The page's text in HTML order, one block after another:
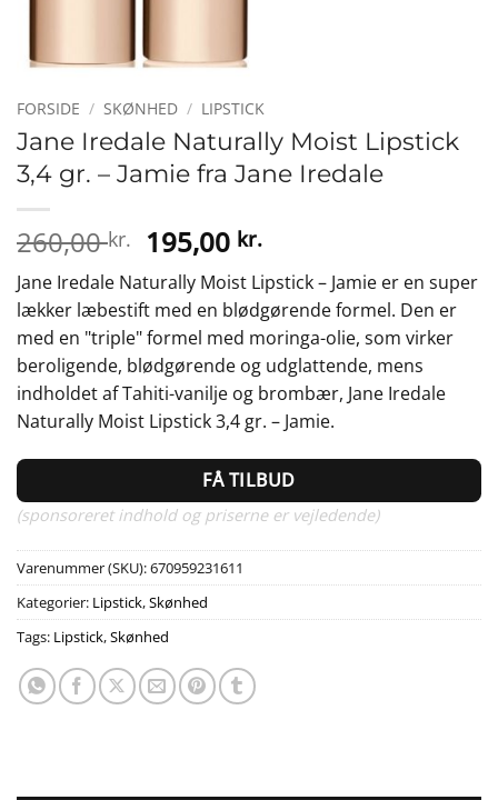
FORSIDE / SKØNHED / LIPSTICK
Jane Iredale Naturally Moist Lipstick
3,4 gr. – Jamie fra Jane Iredale
260,00kr. Den
oprindelige
pris
var:
260,00 kr..
195,00 kr.Den
aktuelle
pris
er:
195,00 kr..
Jane Iredale Naturally Moist Lipstick – Jamie er en super
lækker læbestift med en blødgørende formel. Den er
med en "triple" formel med moringa-olie, som virker
beroligende, blødgørende og udglattende, mens
indholdet af Tahiti-vanilje og brombær, Jane Iredale
Naturally Moist Lipstick 3,4 gr. – Jamie.
FÅ TILBUD
(sponsoreret indhold og priserne er vejledende)
Varenummer (SKU):670959231611
Kategorier: Lipstick,Skønhed
Tags: Lipstick,Skønhed